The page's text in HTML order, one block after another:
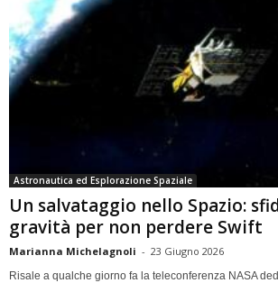
Astronautica ed Esplorazione Spaziale
Un salvataggio nello Spazio:
gravità per non perdere Swift
Marianna Michelagnoli - 23 Giugno 2026
Risale a qualche giorno fa la teleconferenza NASA